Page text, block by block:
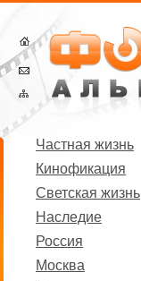
Частная жизнь
Кинофикация
Светская жизнь
Наследие
Россия
Москва